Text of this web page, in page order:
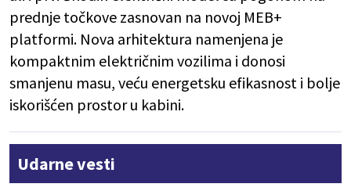
prednje točkove zasnovan na novoj MEB+
platformi. Nova arhitektura namenjena je
kompaktnim električnim vozilima i donosi
smanjenu masu, veću energetsku efikasnost i bolje
iskorišćen prostor u kabini.
Udarne vesti